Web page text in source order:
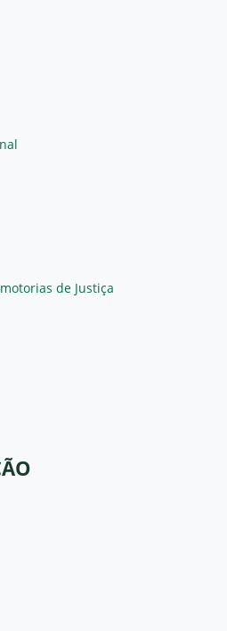
de Justiça